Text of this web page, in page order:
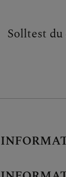
Solltest